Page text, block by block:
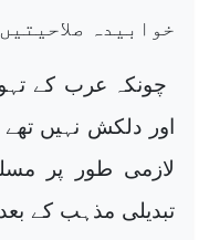
خوابیدہ
چونکہ عرب کے
اور دلکش نہیں
لازمی طور پر
تبدیلی مذہب کے